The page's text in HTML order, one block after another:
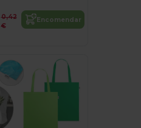
0,42
€
Encomendar